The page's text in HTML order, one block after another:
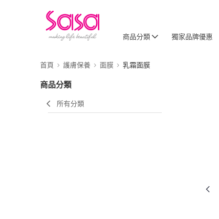
商品分類 獨家品牌優惠
首頁 護膚保養 面膜 乳霜面膜
商品分類
所有分類